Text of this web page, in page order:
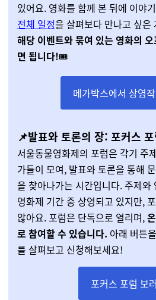
있어요. 영화를 함께 본 뒤에 이야
전체 일정을 살펴보다 만나고 싶은
해당 이벤트와 묶여 있는 영화의
면 됩니다!🎟️
메가박스에서 상영
📌발표와 토론의 장: 포커스
서울동물영화제의 포럼은 각기 주
가들이 모여, 발표와 토론을 통해
을 찾아나가는 시간입니다. 주제와
영화제 기간 중 상영되고 있지만,
않아요. 포럼은 단독으로 열리며,
로 참여할 수 있습니다. 아래 버튼
를 살펴보고 신청해보세요!
포커스 포럼 보